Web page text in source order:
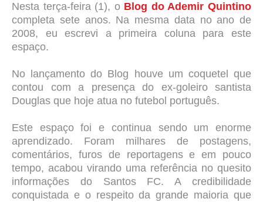
Nesta terça-feira (1), o Blog do Ademir Quintino
completa sete anos. Na mesma data no ano de
2008, eu escrevi a primeira coluna para este
espaço.
No lançamento do Blog houve um coquetel que
contou com a presença do ex-goleiro santista
Douglas que hoje atua no futebol português.
Este espaço foi e continua sendo um enorme
aprendizado. Foram milhares de postagens,
comentários, furos de reportagens e em pouco
tempo, acabou virando uma referência no quesito
informações do Santos FC. A credibilidade
conquistada e o respeito da grande maioria que